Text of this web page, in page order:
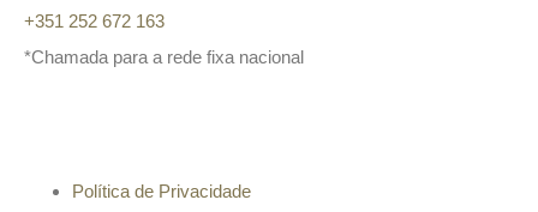
+351 252 672 163
*Chamada para a rede fixa nacional
Política de Privacidade